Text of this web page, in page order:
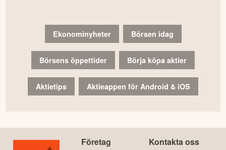
Ekonominyheter Börsen idag
Börsens öppettider Börja köpa aktier
Aktietips Aktieappen för Android & iOS
Företag Kontakta oss